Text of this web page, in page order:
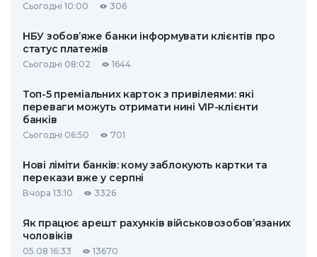
Сьогодні 10:00 306
НБУ зобов’яже банки інформувати клієнтів про
статус платежів
Сьогодні 08:02 1644
Топ-5 преміальних карток з привілеями: які
переваги можуть отримати нині VIP-клієнти
банків
Сьогодні 06:50 701
Нові ліміти банків: кому заблокують картки та
перекази вже у серпні
Вчора 13:10 3326
Як працює арешт рахунків військовозобов’язаних
чоловіків
05.08 16:33 13670